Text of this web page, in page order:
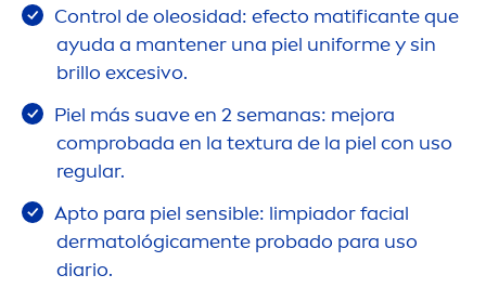
Control de oleosidad: efecto matificante que
ayuda a mantener una piel uniforme y sin
brillo excesivo.
Piel más suave en 2 semanas: mejora
comprobada en la textura de la piel con uso
regular.
Apto para piel sensible: limpiador facial
dermatológicamente probado para uso
diario.